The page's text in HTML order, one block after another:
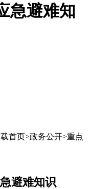
急避难知
首页>政务公开>重点
避难知识